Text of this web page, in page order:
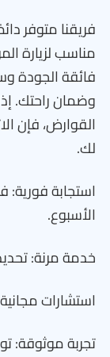
فريقنا متوفر
مناسب لزيارة
فائقة الجودة
وضمان راحتك.
القوارض، فإن
لك.
استجابة فورية:
الأسبوع.
خدمة مرنة:
استشارات
تجربة موثوقة: